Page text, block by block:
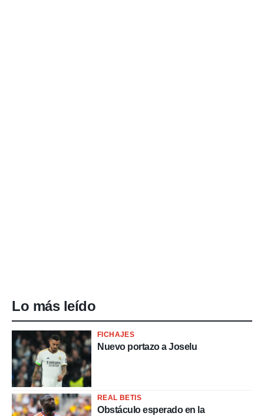
Lo más leído
FICHAJES
Nuevo portazo a Joselu
REAL BETIS
Obstáculo esperado en la